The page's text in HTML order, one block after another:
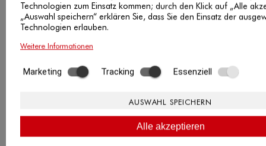
Google Analytics von Ihrem Browser
übermittelte IP-Adresse wird nicht mit
anderen Daten von Google
zusammengeführt.
Sie können die Speicherung der Cookies durch
eine entsprechende Einstellung Ihrer Browser-
Software verhindern; wir weisen Sie jedoch
Technologien zum Einsatz kommen; durch den Klick auf „Alle
„Auswahl speichern“ erklären Sie, dass Sie den Einsatz der
Technologien erlauben.
Weitere Informationen
Marketing Tracking Essenziell
AUSWAHL SPEICHERN
Alle akzeptieren